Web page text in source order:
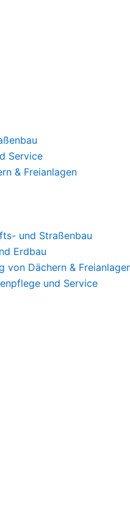
Service
& Freianlagen
und Straßenbau
Erdbau
von Dächern &
und Service